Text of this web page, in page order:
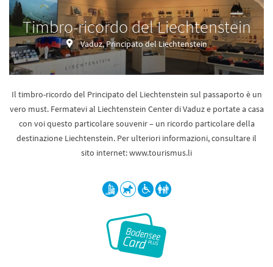
Timbro-ricordo del Liechtenstein
Vaduz, Principato del Liechtenstein
Il timbro-ricordo del Principato del Liechtenstein sul passaporto è un
vero must. Fermatevi al Liechtenstein Center di Vaduz e portate a casa
con voi questo particolare souvenir – un ricordo particolare della
destinazione Liechtenstein. Per ulteriori informazioni, consultare il
sito internet: www.tourismus.li